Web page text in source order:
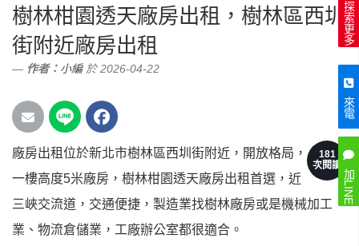
探索更多
來電
加LINE
樹林柑園透天廠房出租，樹林區西圳
街附近廠房出租
作者： 小編於 2026-04-22
181
次閱讀
廠房出租位於新北市樹林區西圳街附近，開放格局，
一樓高度5米廠房，樹林柑園透天廠房出租首選，近
三峽交流道，交通便捷，製造業找樹林廠房或是機械加工
業、物流倉儲業，工廠辦公室都很適合。